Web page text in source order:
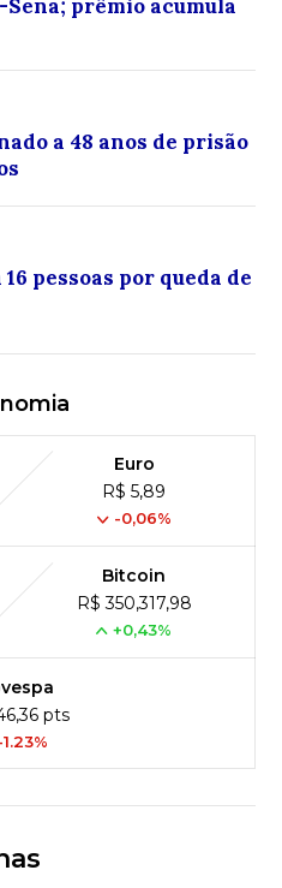
prêmio acumula
a 48 anos de prisão
pessoas por queda de
Euro
R$ 5,89
-0,06%
Bitcoin
R$ 350,317,98
+0,43%
pts
1.23%